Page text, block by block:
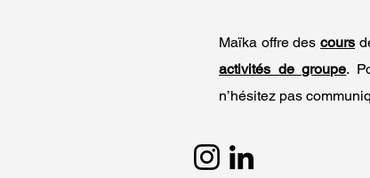
Maïka offre descours
activités de groupe.
n’hésitez pas